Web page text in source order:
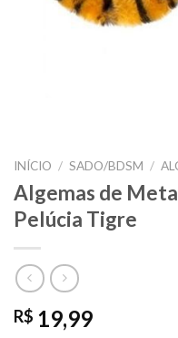
INÍCIO / SADO/BDSM /
Algemas de
Pelúcia Tigre
R$ 19,99